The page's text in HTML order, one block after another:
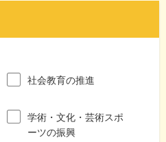
社会教育の推進
学術・文化・芸術スポ
ーツの振興